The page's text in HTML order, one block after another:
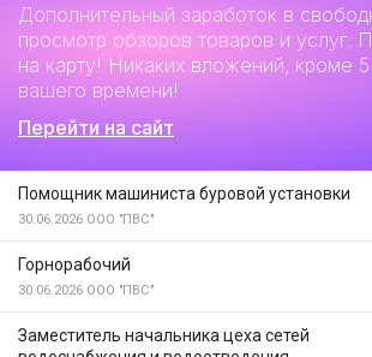
Дополнительный заработок в
просмотр обзоров товаров и услуг.
на карту! Никаких вложений, кроме
вашего времени!
Перейти на сайт
Помощник машиниста буровой установки
30.06.2026 ООО "ПВС"
Горнорабочий
30.06.2026 ООО "ПВС"
Заместитель начальника цеха сетей